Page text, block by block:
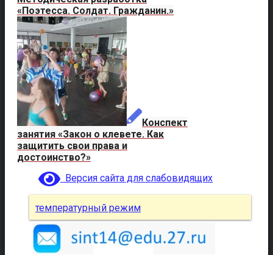
«Поэтесса. Солдат. Гражданин.»
Конспект
занятия «Закон о клевете. Как
защитить свои права и
достоинство?»
Версия сайта для слабовидящих
температурный режим